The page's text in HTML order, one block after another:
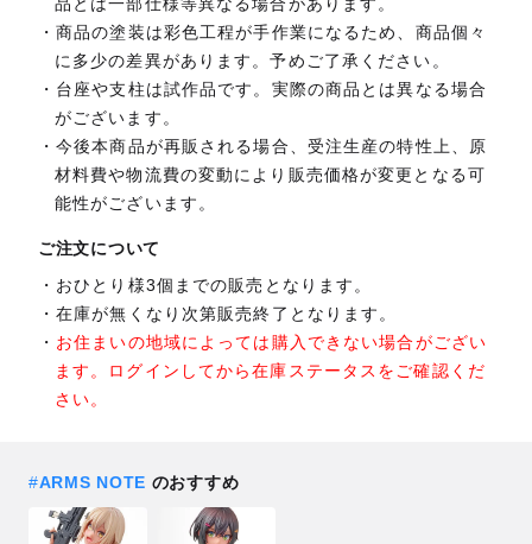
商品の塗装は彩色工程が手作業になるため、商品個々
に多少の差異があります。予めご了承ください。
台座や支柱は試作品です。実際の商品とは異なる場合
がございます。
今後本商品が再販される場合、受注生産の特性上、原
材料費や物流費の変動により販売価格が変更となる可
能性がございます。
ご注文について
おひとり様3個までの販売となります。
在庫が無くなり次第販売終了となります。
お住まいの地域によっては購入できない場合がござい
ます。ログインしてから在庫ステータスをご確認くだ
さい。
#ARMS NOTE のおすすめ